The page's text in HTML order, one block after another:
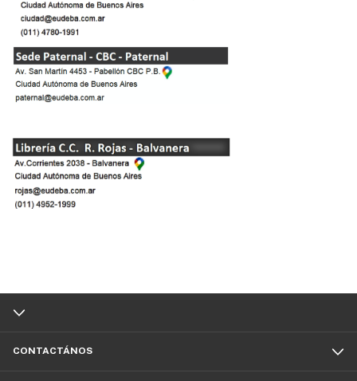
CONTACTÁNOS